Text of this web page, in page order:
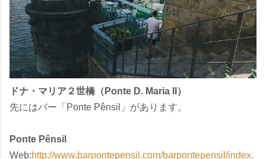
ドナ・マリア２世橋（Ponte D. Maria II）
先にはバー「Ponte Pênsil」があります。
Ponte Pênsil
Web:http://www.barpontepensil.com/barpontepensil/index.